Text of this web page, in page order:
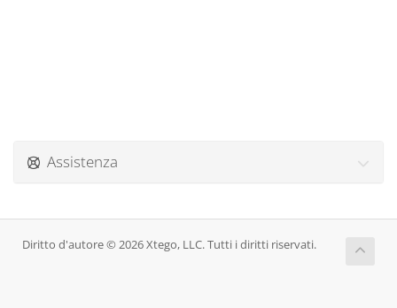
Assistenza
Diritto d'autore © 2026 Xtego, LLC. Tutti i diritti riservati.